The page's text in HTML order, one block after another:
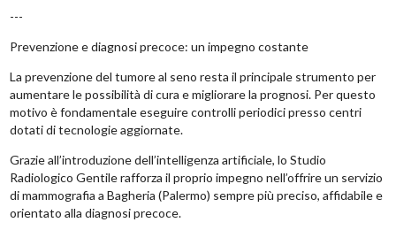
---
Prevenzione e diagnosi precoce: un impegno costante
La prevenzione del tumore al seno resta il principale strumento per
aumentare le possibilità di cura e migliorare la prognosi. Per questo
motivo è fondamentale eseguire controlli periodici presso centri
dotati di tecnologie aggiornate.
Grazie all’introduzione dell’intelligenza artificiale, lo Studio
Radiologico Gentile rafforza il proprio impegno nell’offrire un servizio
di mammografia a Bagheria (Palermo) sempre più preciso, affidabile e
orientato alla diagnosi precoce.